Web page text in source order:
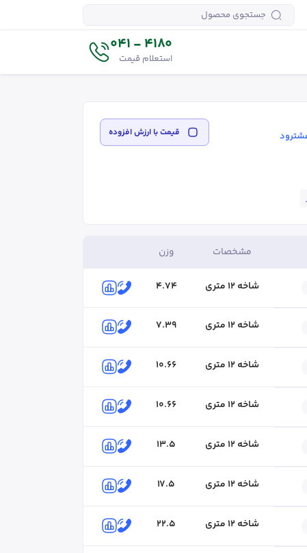
4180 - 041
استعلام قیمت
کارشناس فروش
قیمت‌ با ارزش افزوده
مشخصات وزن
شاخه ۱۲ متری 4.74
شاخه ۱۲ متری 7.39
شاخه ۱۲ متری 10.66
شاخه ۱۲ متری 10.66
شاخه ۱۲ متری 13.5
شاخه ۱۲ متری 17.5
شاخه ۱۲ متری 22.5